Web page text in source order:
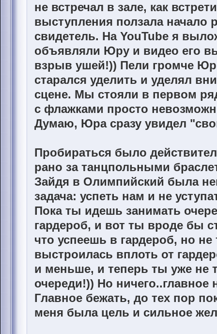
не встречал в зале, как
выступления ползала начало
свидетель. На YouTube я
объявляли Юру и видео его
взрыв ушей!)) Пели громче
старался уделить и уделял
сцене. Мы стояли в первом
с флажками просто
Думаю, Юра сразу увидел
Пробираться было
рано за танцпольными
Зайдя в Олимпийский была
задача: успеть нам и не
Пока ты идешь занимать
гардероб, и вот ты вроде бы
что успеешь в гардероб, но
выстроилась вплоть от
и меньше, и теперь ты уже не
очереди!)) Но ничего..главное
Главное бежать, до тех пор
меня была цель и сильное